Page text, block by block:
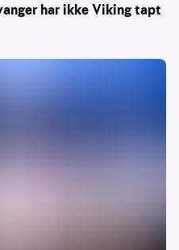
har ikke Viking tapt